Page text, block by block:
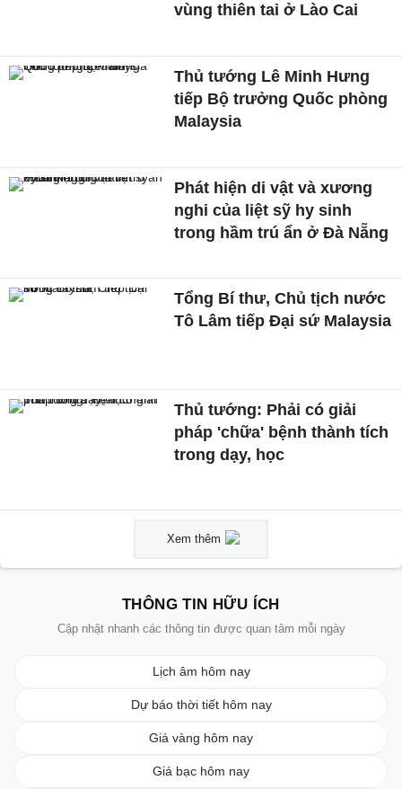
vùng thiên tai ở Lào Cai
Thủ tướng Lê Minh Hưng
tiếp Bộ trưởng Quốc phòng
Malaysia
Phát hiện di vật và xương
nghi của liệt sỹ hy sinh
trong hầm trú ẩn ở Đà Nẵng
Tổng Bí thư, Chủ tịch nước
Tô Lâm tiếp Đại sứ Malaysia
Thủ tướng: Phải có giải
pháp 'chữa' bệnh thành tích
trong dạy, học
Xem thêm
THÔNG TIN HỮU ÍCH
Cập nhật nhanh các thông tin được quan tâm mỗi ngày
Lịch âm hôm nay
Dự báo thời tiết hôm nay
Giá vàng hôm nay
Giá bạc hôm nay